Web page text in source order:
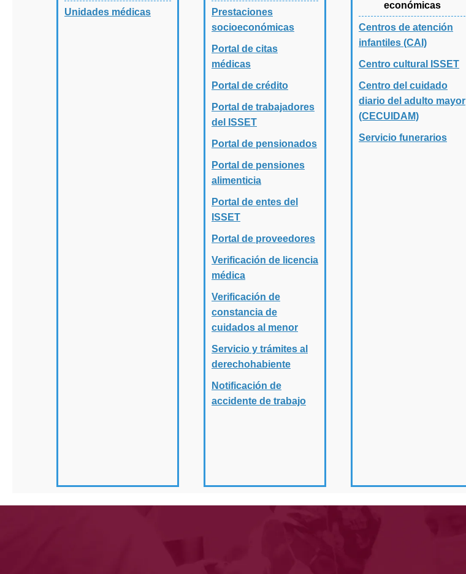
Unidades médicas
Prestaciones
socioeconómicas
Portal de citas
médicas
Portal de crédito
Portal de trabajadores
del ISSET
Portal de pensionados
Portal de pensiones
alimenticia
Portal de entes del
ISSET
Portal de proveedores
Verificación de licencia
médica
Verificación de
constancia de
cuidados al menor
Servicio y trámites al
derechohabiente
Notificación de
accidente de trabajo
económicas
Centros de atención
infantiles (CAI)
Centro cultural ISSET
Centro del cuidado
diario del adulto mayor
(CECUIDAM)
Servicio funerarios